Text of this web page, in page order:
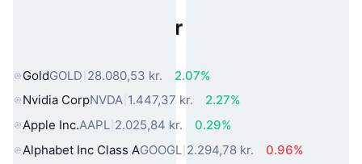
Populære aktiver fra den virkelige
GoldGOLD 28.080,53 kr.
2.07%
Nvidia CorpNVDA 1.447,37 kr.
2.27%
Apple Inc.AAPL 2.025,84 kr.
0.29%
Alphabet Inc Class AGOOGL 2.294,78 kr.
0.96%